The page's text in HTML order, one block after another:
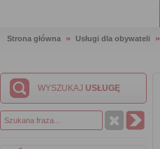
Strona główna Usługi dla obywateli
WYSZUKAJ USŁUGĘ